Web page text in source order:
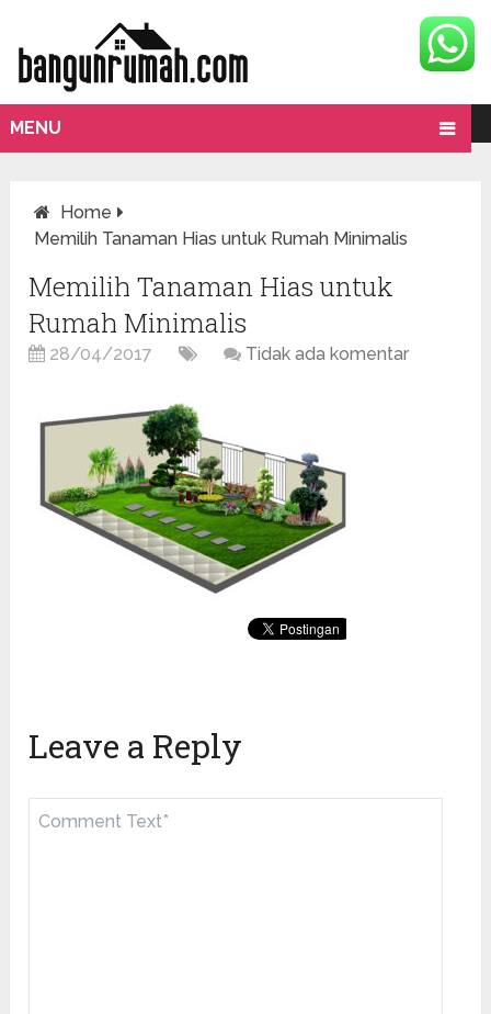
MENU
Home
Memilih Tanaman Hias untuk Rumah Minimalis
Memilih Tanaman Hias untuk
Rumah Minimalis
28/04/2017 Tidak ada komentar
Leave a Reply